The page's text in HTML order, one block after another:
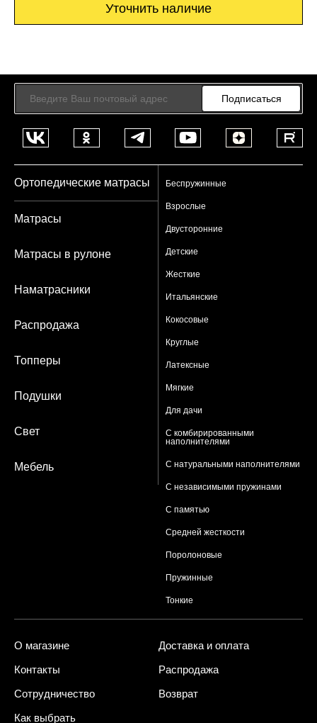
Уточнить наличие
Подписаться
Ортопедические матрасы Беспружинные
Взрослые
Двусторонние
Детские
Жесткие
Итальянские
Кокосовые
Круглые
Латексные
Мягкие
Для дачи
С комбирированными
наполнителями
С натуральными наполнителями
С независимыми пружинами
С памятью
Средней жесткости
Поролоновые
Пружинные
Тонкие
Матрасы
Матрасы в рулоне
Наматрасники
Распродажа
Топперы
Подушки
Свет
Мебель
О магазине
Доставка и оплата
Контакты
Распродажа
Сотрудничество
Возврат
Как выбрать